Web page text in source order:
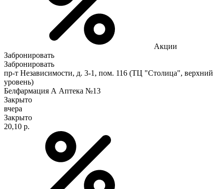
Акции
Забронировать
Забронировать
пр-т Независимости, д. 3-1, пом. 116 (ТЦ "Столица", верхний
уровень)
Белфармация А Аптека №13
Закрыто
вчера
Закрыто
20,10 р.